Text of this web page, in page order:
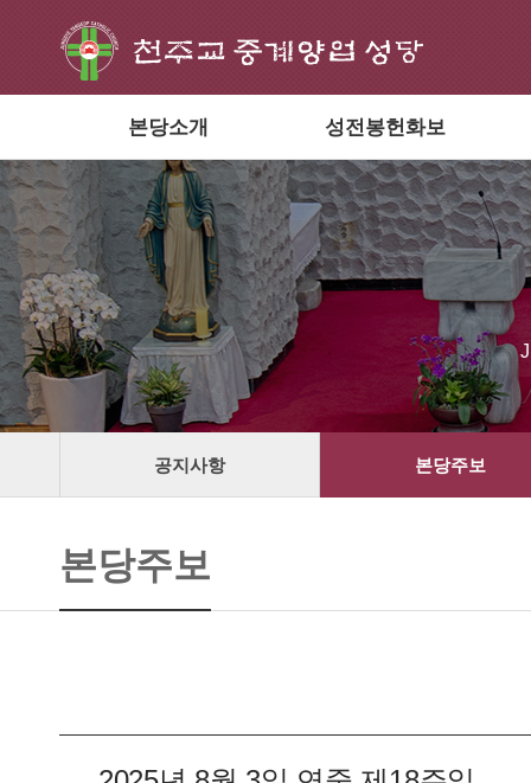
본당소개 성전봉헌화보
공지사항 본당주보
본당주보